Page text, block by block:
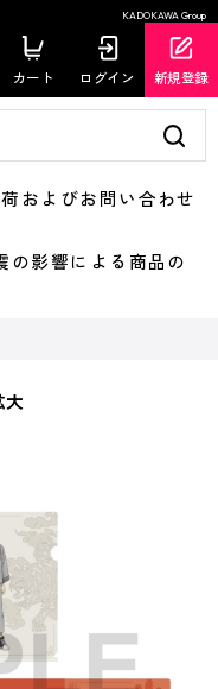
KADOKAWA Group
カート ログイン 新規登録
およびお問い合わせ
影響による商品の
大